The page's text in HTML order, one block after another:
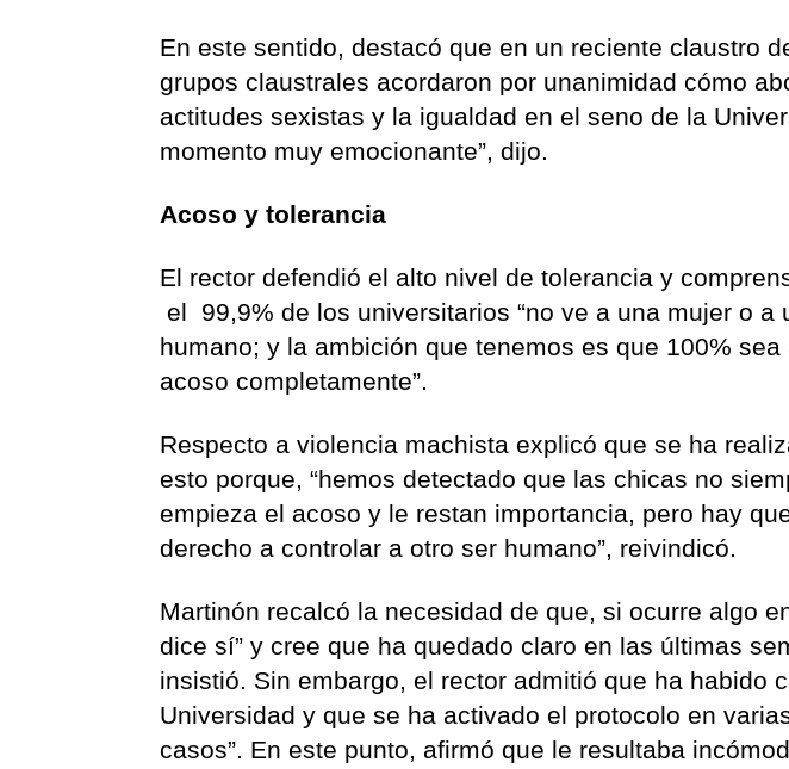
En este sentido, destacó que en un reciente claustro
grupos claustrales acordaron por unanimidad cómo
actitudes sexistas y la igualdad en el seno de la
momento muy emocionante”, dijo.
Acoso y tolerancia
El rector defendió el alto nivel de tolerancia y
el 99,9% de los universitarios “no ve a una mujer o a
humano; y la ambición que tenemos es que 100%
acoso completamente”.
Respecto a violencia machista explicó que se ha
esto porque, “hemos detectado que las chicas no
empieza el acoso y le restan importancia, pero hay
derecho a controlar a otro ser humano”, reivindicó.
Martinón recalcó la necesidad de que, si ocurre algo
dice sí” y cree que ha quedado claro en las últimas
insistió. Sin embargo, el rector admitió que ha habido
Universidad y que se ha activado el protocolo en
casos”. En este punto, afirmó que le resultaba